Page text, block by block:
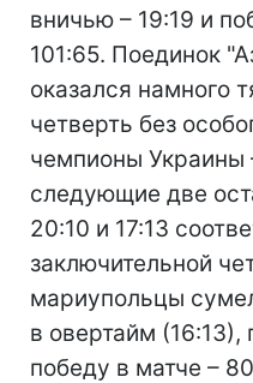
вничью – 19:19 и
101:65. Поединок
оказался намного
четверть без
чемпионы Украины
следующие две
20:10 и 17:13
заключительной
мариупольцы
в овертайм (16:13),
победу в матче –